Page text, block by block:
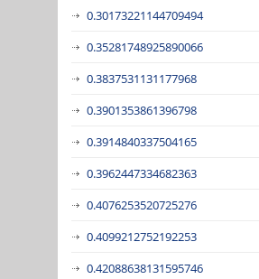
0.30173221144709494
0.35281748925890066
0.3837531131177968
0.3901353861396798
0.3914840337504165
0.3962447334682363
0.4076253520725276
0.4099212752192253
0.42088638131595746